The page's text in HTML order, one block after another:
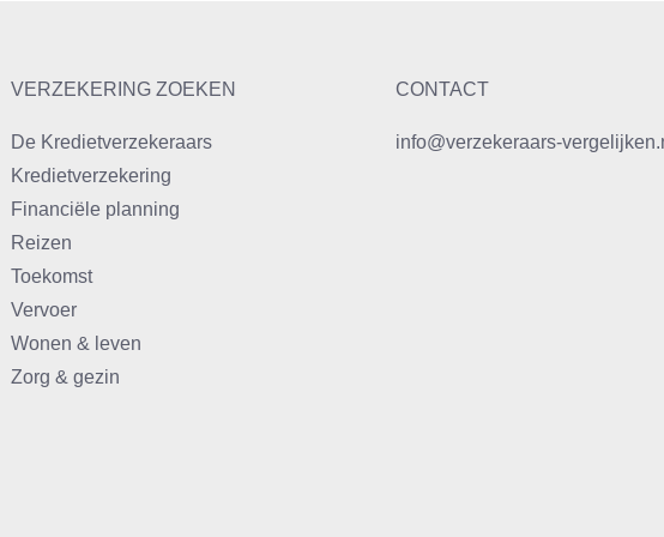
VERZEKERING ZOEKEN
De Kredietverzekeraars
Kredietverzekering
Financiële planning
Reizen
Toekomst
Vervoer
Wonen & leven
Zorg & gezin
CONTACT
info@verzekeraars-